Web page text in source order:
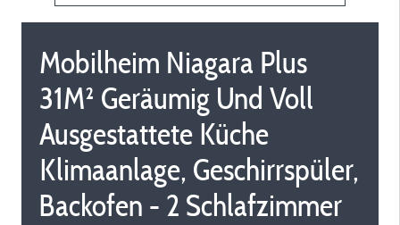
Mobilheim Niagara Plus
31M² Geräumig Und Voll
Ausgestattete Küche
Klimaanlage, Geschirrspüler,
Backofen - 2 Schlafzimmer